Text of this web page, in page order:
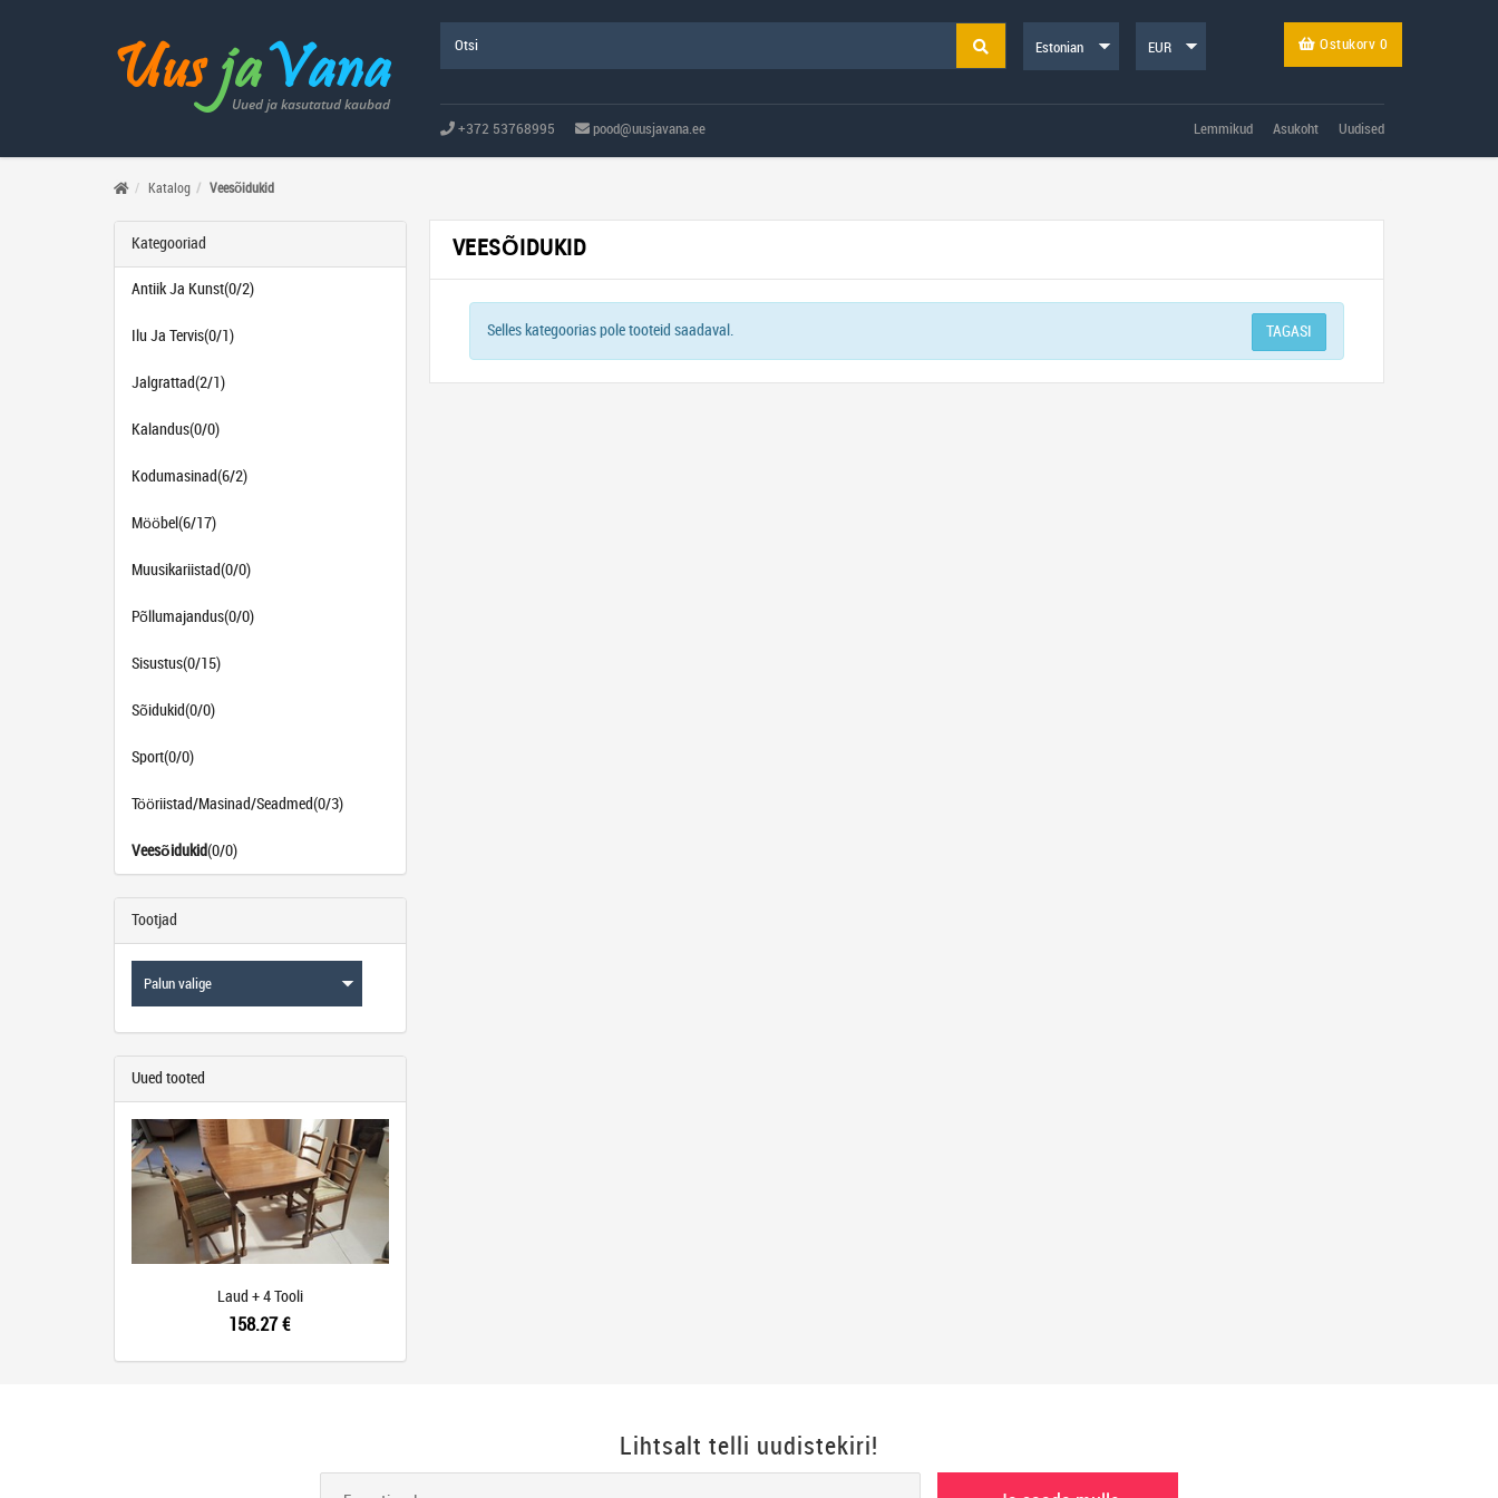
Ostukorv 0
+372 53768995 pood@uusjavana.ee Lemmikud Asukoht Uudised
Kodu
Katalog Veesõidukid
VEESÕIDUKID
Selles kategoorias pole tooteid saadaval.
Kategooriad
Antiik Ja Kunst(0/2)
Ilu Ja Tervis(0/1)
Jalgrattad(2/1)
Kalandus(0/0)
Kodumasinad(6/2)
Mööbel(6/17)
Muusikariistad(0/0)
Põllumajandus(0/0)
Sisustus(0/15)
Sõidukid(0/0)
Sport(0/0)
Tööriistad/Masinad/Seadmed(0/3)
Veesõidukid(0/0)
Tootjad
Uued tooted
Laud + 4 Tooli
158.27 €
Lihtsalt telli uudistekiri!